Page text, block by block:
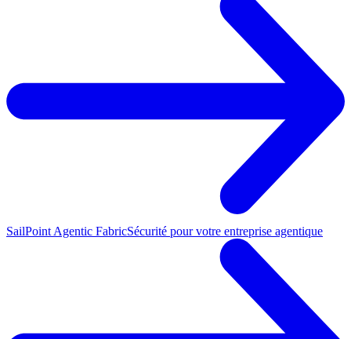
SailPoint Agentic FabricSécurité pour votre entreprise agentique